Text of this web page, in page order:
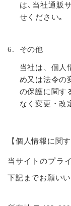
は､当社通販
せください｡
6. その他
当社は、個人
め又は法令の
の保護に関す
なく変更・改
【個人情報に関
当サイトのプラ
下記までお願いい